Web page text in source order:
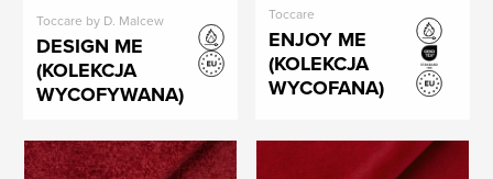
Toccare by D. Malcew
DESIGN ME
(KOLEKCJA
WYCOFYWANA)
Toccare
ENJOY ME
(KOLEKCJA
WYCOFANA)